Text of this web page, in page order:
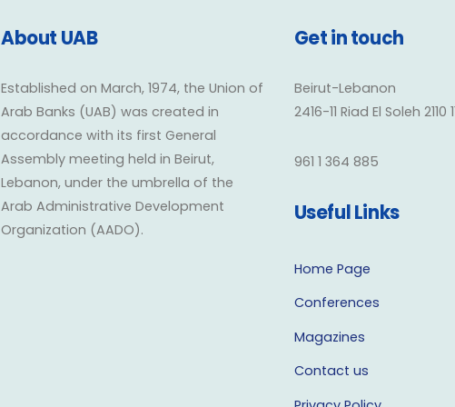
About UAB
Established on March, 1974, the Union of
Arab Banks (UAB) was created in
accordance with its first General
Assembly meeting held in Beirut,
Lebanon, under the umbrella of the
Arab Administrative Development
Organization (AADO).
Get in touch
Beirut-Lebanon
2416-11 Riad El Soleh 2110
961 1 364 885
Useful Links
Home Page
Conferences
Magazines
Contact us